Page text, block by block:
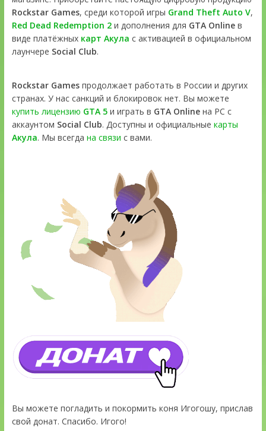
Rockstar Games, среди которой игры Grand Theft Auto V,
Red Dead Redemption 2и дополнения для GTA Onlineв
виде платёжных карт Акула с активацией в официальном
лаунчере Social Club.
Rockstar Gamesпродолжает работать в России и других
странах. У нас санкций и блокировок нет. Вы можете
купить лицензию GTA 5и играть в GTA Onlineна PC с
аккаунтом Social Club. Доступны и официальные карты
Акула. Мы всегда на связи с вами.
Вы можете погладить и покормить коня Игогошу, прислав
свой донат. Спасибо. Игого!